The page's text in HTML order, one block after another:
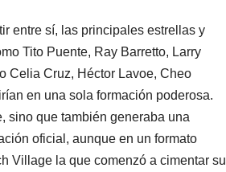
entre sí, las principales estrellas y
Tito Puente, Ray Barretto, Larry
Celia Cruz, Héctor Lavoe, Cheo
en una sola formación poderosa.
sino que también generaba una
oficial, aunque en un formato
Village la que comenzó a cimentar su